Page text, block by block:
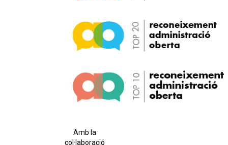
Amb la
col·laboració